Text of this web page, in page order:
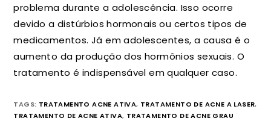
problema durante a adolescência. Isso ocorre
devido a distúrbios hormonais ou certos tipos de
medicamentos. Já em adolescentes, a causa é o
aumento da produção dos hormônios sexuais. O
tratamento é indispensável em qualquer caso.
TAGS: TRATAMENTO ACNE ATIVA, TRATAMENTO DE ACNE A LASER,
TRATAMENTO DE ACNE ATIVA, TRATAMENTO DE ACNE GRAU